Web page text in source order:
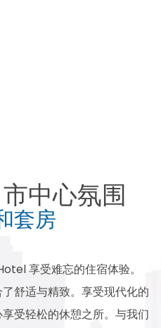
中心氛围
套房
享受难忘的住宿体验。
舒适与精致。享受现代化的
受轻松的休憩之所。与我们